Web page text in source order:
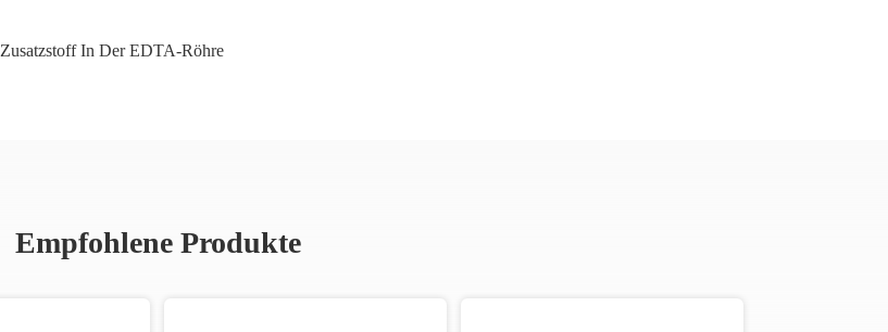
Zusatzstoff In Der EDTA-Röhre
Empfohlene Produkte